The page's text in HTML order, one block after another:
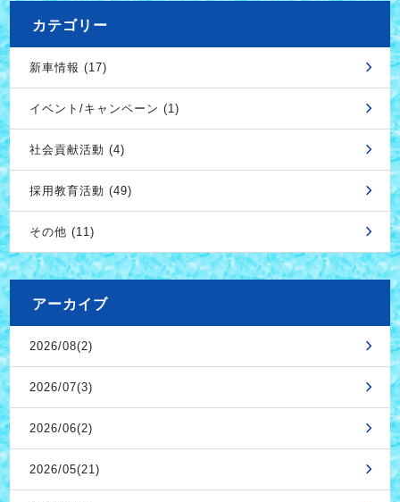
カテゴリー
新車情報 (17)
イベント/キャンペーン (1)
社会貢献活動 (4)
採用教育活動 (49)
その他 (11)
アーカイブ
2026/08(2)
2026/07(3)
2026/06(2)
2026/05(21)